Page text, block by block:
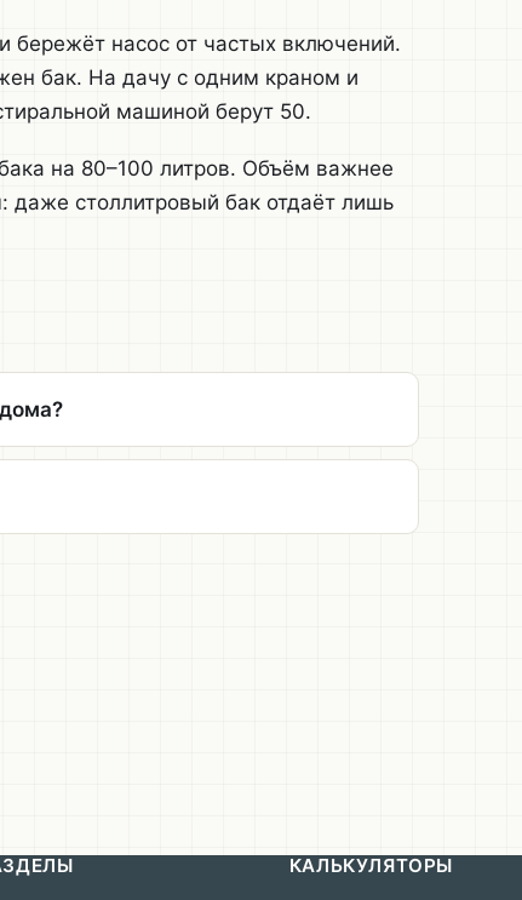
бережёт насос от частых включений.
бак. На дачу с одним краном и
машиной берут 50.
на 80–100 литров. Объём важнее
даже стол­литровый бак отдаёт лишь
КАЛЬКУЛЯТОРЫ